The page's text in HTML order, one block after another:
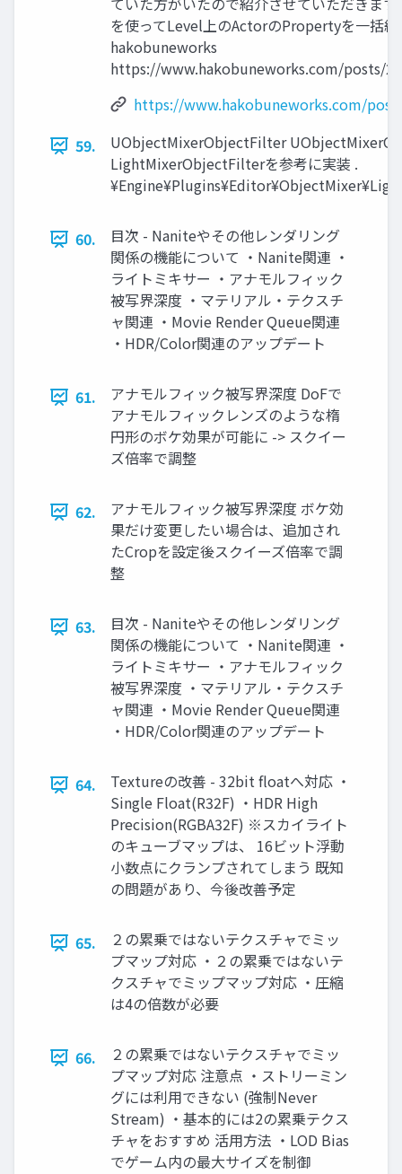
を使ってLevel上のActorのPropertyを一括
hakobuneworks
https://www.hakobuneworks.com/posts/
https://www.hakobuneworks.com/
59.
UObjectMixerObjectFilter
LightMixerObjectFilterを参考に実装 .
60.
目次 - Naniteやその他レンダリング
関係の機能について ・Nanite関連 ・
ライトミキサー ・アナモルフィック
被写界深度 ・マテリアル・テクスチ
ャ関連 ・Movie Render Queue関連
・HDR/Color関連のアップデート
61.
アナモルフィック被写界深度 DoFで
アナモルフィックレンズのような楕
円形のボケ効果が可能に -> スクイー
ズ倍率で調整
62.
アナモルフィック被写界深度 ボケ効
果だけ変更したい場合は、追加され
たCropを設定後スクイーズ倍率で調
整
63.
目次 - Naniteやその他レンダリング
関係の機能について ・Nanite関連 ・
ライトミキサー ・アナモルフィック
被写界深度 ・マテリアル・テクスチ
ャ関連 ・Movie Render Queue関連
・HDR/Color関連のアップデート
64.
Textureの改善 - 32bit floatへ対応 ・
Single Float(R32F) ・HDR High
Precision(RGBA32F) ※スカイライト
のキューブマップは、 16ビット浮動
小数点にクランプされてしまう 既知
の問題があり、今後改善予定
65.
２の累乗ではないテクスチャでミッ
プマップ対応 ・２の累乗ではないテ
クスチャでミップマップ対応 ・圧縮
は4の倍数が必要
66.
２の累乗ではないテクスチャでミッ
プマップ対応 注意点 ・ストリーミン
グには利用できない (強制Never
Stream) ・基本的には2の累乗テクス
チャをおすすめ 活用方法 ・LOD Bias
でゲーム内の最大サイズを制御